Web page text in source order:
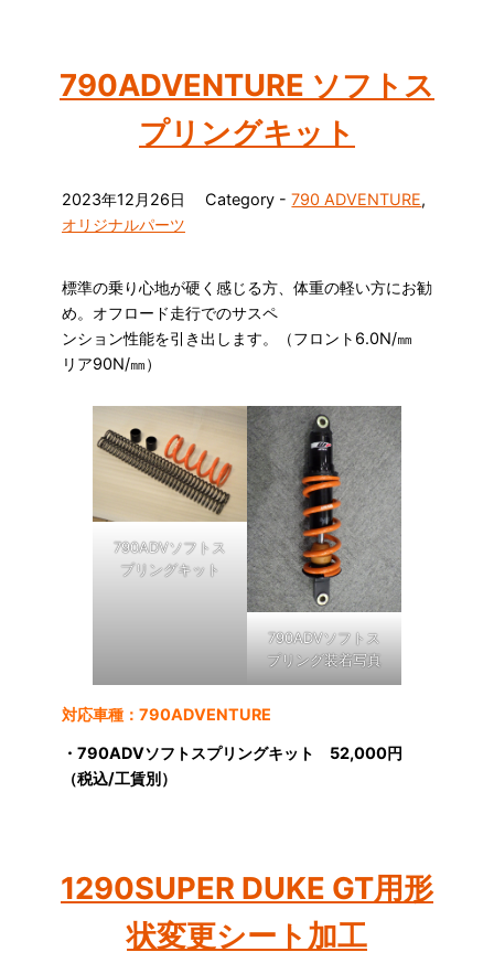
790ADVENTURE ソフトス
プリングキット
2023年12月26日 Category -790 ADVENTURE,
オリジナルパーツ
標準の乗り心地が硬く感じる方、体重の軽い方にお勧
め。オフロード走行でのサスペ
ンション性能を引き出します。（フロント6.0N/㎜
リア90N/㎜）
790ADVソフトス
プリングキット
790ADVソフトス
プリング装着写真
対応車種：790ADVENTURE
・790ADVソフトスプリングキット 52,000円
（税込/工賃別）
1290SUPER DUKE GT用形
状変更シート加工